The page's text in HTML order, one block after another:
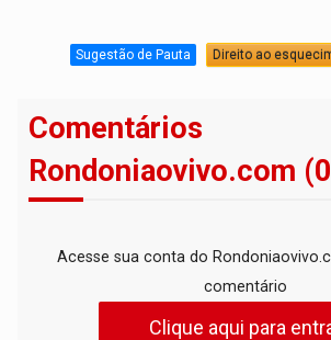
Sugestão de Pauta Direito ao
Comentários
Rondoniaovivo.com
Acesse sua conta do
comentário
Clique aqui para